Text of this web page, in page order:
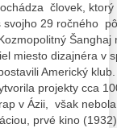
človek,
29 ročného
Šanghaj
miesto dizajnéra v
Americký
projekty cca
v Ázii, však
prvé kino